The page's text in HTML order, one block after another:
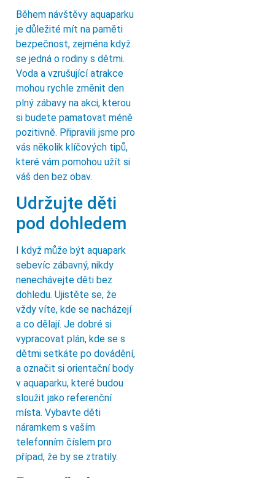
Během návštěvy aquaparku
je důležité mít na paměti
bezpečnost, zejména když
se jedná o rodiny s dětmi.
Voda a vzrušující atrakce
mohou rychle změnit den
plný zábavy na akci, kterou
si budete pamatovat méně
pozitivně. Připravili jsme pro
vás několik klíčových tipů,
které vám pomohou užít si
váš den bez obav.
Udržujte děti
pod dohledem
I když může být aquapark
sebevíc zábavný, nikdy
nenechávejte děti bez
dohledu. Ujistěte se, že
vždy víte, kde se nacházejí
a co dělají. Je dobré si
vypracovat plán, kde se s
dětmi setkáte po dovádění,
a označit si orientační body
v aquaparku, které budou
sloužit jako referenční
místa. Vybavte děti
náramkem s vaším
telefonním číslem pro
případ, že by se ztratily.